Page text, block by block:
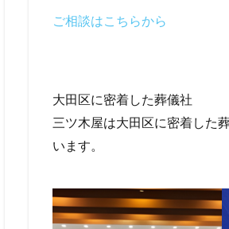
ご相談はこちらから
大田区に密着した葬儀社
三ツ木屋は大田区に密着した
います。